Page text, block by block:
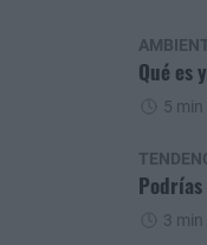
Qué es
5 min
3 min